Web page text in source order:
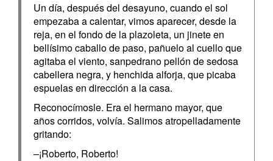
Un día, después del desayuno, cuando el sol
empezaba a calentar, vimos aparecer, desde la
reja, en el fondo de la plazoleta, un jinete en
bellísimo caballo de paso, pañuelo al cuello que
agitaba el viento, sanpedrano pellón de sedosa
cabellera negra, y henchida alforja, que picaba
espuelas en dirección a la casa.
Reconocímosle. Era el hermano mayor, que
años corridos, volvía. Salimos atropelladamente
gritando:
–¡Roberto, Roberto!